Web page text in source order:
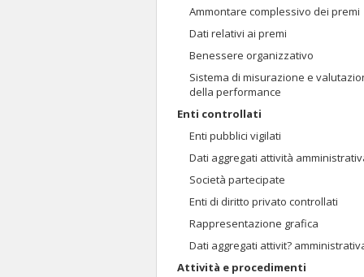
Ammontare complessivo dei premi
Dati relativi ai premi
Benessere organizzativo
Sistema di misurazione e
della performance
Enti controllati
Enti pubblici vigilati
Dati aggregati attività
Società partecipate
Enti di diritto privato controllati
Rappresentazione grafica
Dati aggregati attivit?
Attività e procedimenti